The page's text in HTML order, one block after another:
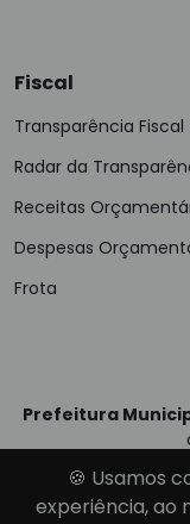
Fiscal
Transparência Fiscal
Radar da
Receitas
Despesas
Frota
Prefeitura
🍪 Usamos
experiência, ao